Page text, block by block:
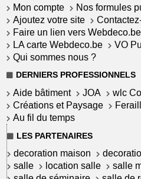
Mon compte
Nos formules
Ajoutez votre site
Faire un lien vers Webdeco.be
LA carte Webdeco.be
VO
Qui sommes nous ?
DERNIERS PROFESSIONNELS
Aide bâtiment JOA wlc
Créations et Paysage
Au fil du temps
LES PARTENAIRES
decoration maison
salle
location salle
salle